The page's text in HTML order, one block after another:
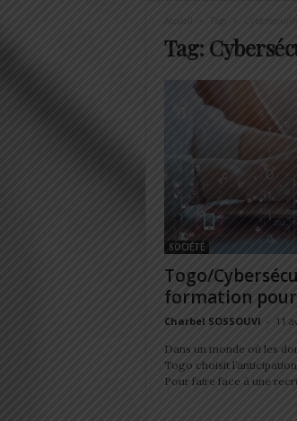
Accueil Tags Cybersécurité
Tag:
SOCIÉTÉ
Togo/
formation
Charbel SOSSOUVI - 11
Dans un monde où les
Togo choisit
Pour faire face à une